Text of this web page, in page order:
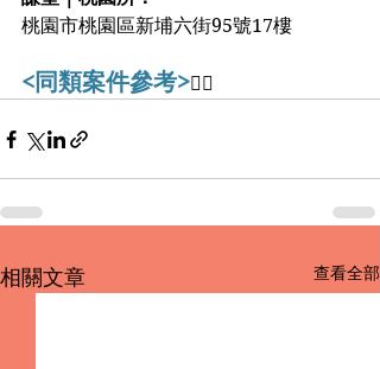
桃園市桃園區新埔六街95號17樓️️
<同類案件參考>👇🏻
相關文章 查看全部